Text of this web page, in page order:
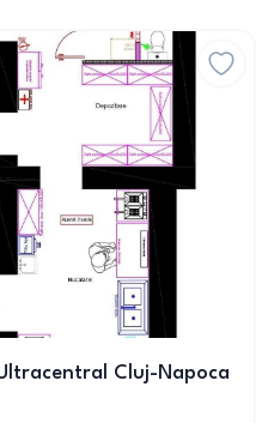
Cluj-Napoca